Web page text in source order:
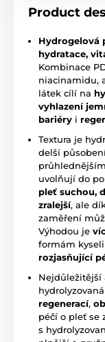
Product
Hydrogelová
hydratace,
Kombinace
niacinamidu,
látek cílí na
vyhlazení
bariéry i
Textura je
delší
uvolňují do
pleť suchou,
zralejší, ale
zaměření
Výhodou je
formám
rozjasňující
Nejdůležitější
regenerací,
péčí o pleť se
s